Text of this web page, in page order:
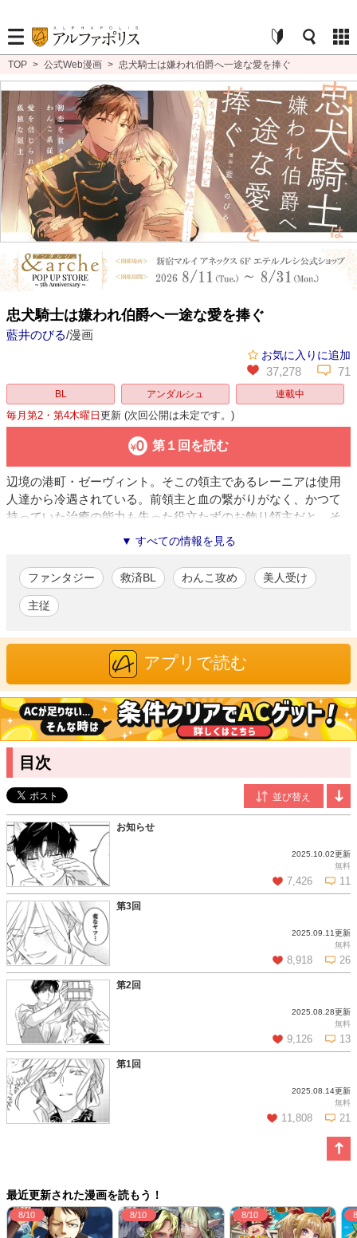
TOP > 公式Web漫画 > 忠犬騎士は嫌われ伯爵へ一途な愛を捧ぐ
忠犬騎士は嫌われ伯爵へ一途な愛を捧ぐ
藍井のびる/漫画
お気に入りに追加
37,278 71
BL アンダルシュ 連載中
毎月第2・第4木曜日更新 (次回公開は未定です。)
第１回を読む
辺境の港町・ゼーヴィント。そこの領主であるレーニアは使用
人達から冷遇されている。前領主と血の繋がりがなく、かつて
持っていた治癒の能力も失った役立たずのお飾り領主だと。そ
んなレーニアのもとに、ずっとレーニアを探していたという騎
士・テオドールが現れる。人を信じられないレーニアはテオド
ールを拒絶するが、彼は気にせず屋敷に押しかけてきて…？
藍井のびる
『忠犬騎士は嫌われ伯爵へ一途な愛を捧ぐ』で商業デビュー。可
愛らしく繊細な絵柄と丁寧な言葉選びを持ち味に活躍中。
▼ すべての情報を見る
ファンタジー 救済BL わんこ攻め 美人受け
主従
アプリで読む
目次
お知らせ
2025.10.02更新
無料
7,426 11
この話を読む コメントを見る
第3回
2025.09.11更新
無料
8,918 26
この話を読む コメントを見る
第2回
2025.08.28更新
無料
9,126 13
この話を読む コメントを見る
第1回
2025.08.14更新
無料
11,808 21
最近更新された漫画を読もう！
8/10 8/10 8/10